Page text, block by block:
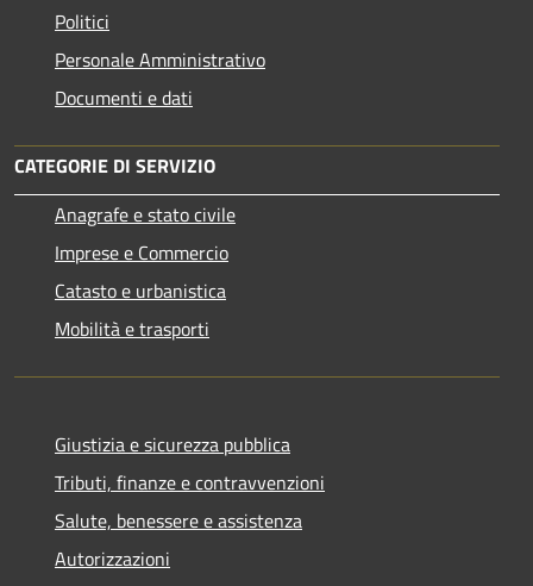
Politici
Personale Amministrativo
Documenti e dati
CATEGORIE DI SERVIZIO
Anagrafe e stato civile
Imprese e Commercio
Catasto e urbanistica
Mobilità e trasporti
Giustizia e sicurezza pubblica
Tributi, finanze e contravvenzioni
Salute, benessere e assistenza
Autorizzazioni